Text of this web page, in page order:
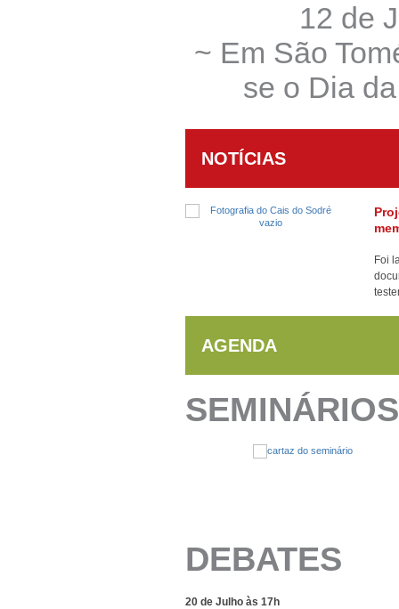
12 de
~ Em São
se o Dia
NOTÍCIAS
Foi
AGENDA
SEMINÁRIOS
DEBATES
20 de Julho às 17h